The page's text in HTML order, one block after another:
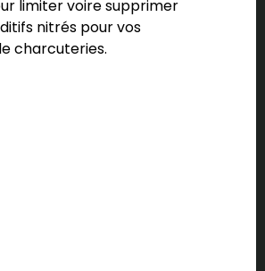
limiter voire supprimer
nitrés pour vos
charcuteries.